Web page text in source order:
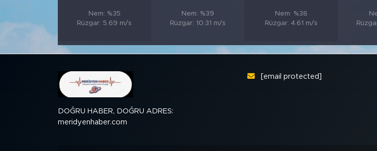
Nem: %35
Rüzgar: 5.69 m/s
Nem: %39
Rüzgar: 10.31 m/s
Nem: %38
Rüzgar: 4.61 m/s
DOĞRU HABER, DOĞRU ADRES:
meridyenhaber.com
[email protected]
TARİHTEN GÜNÜMÜZE
TARİH